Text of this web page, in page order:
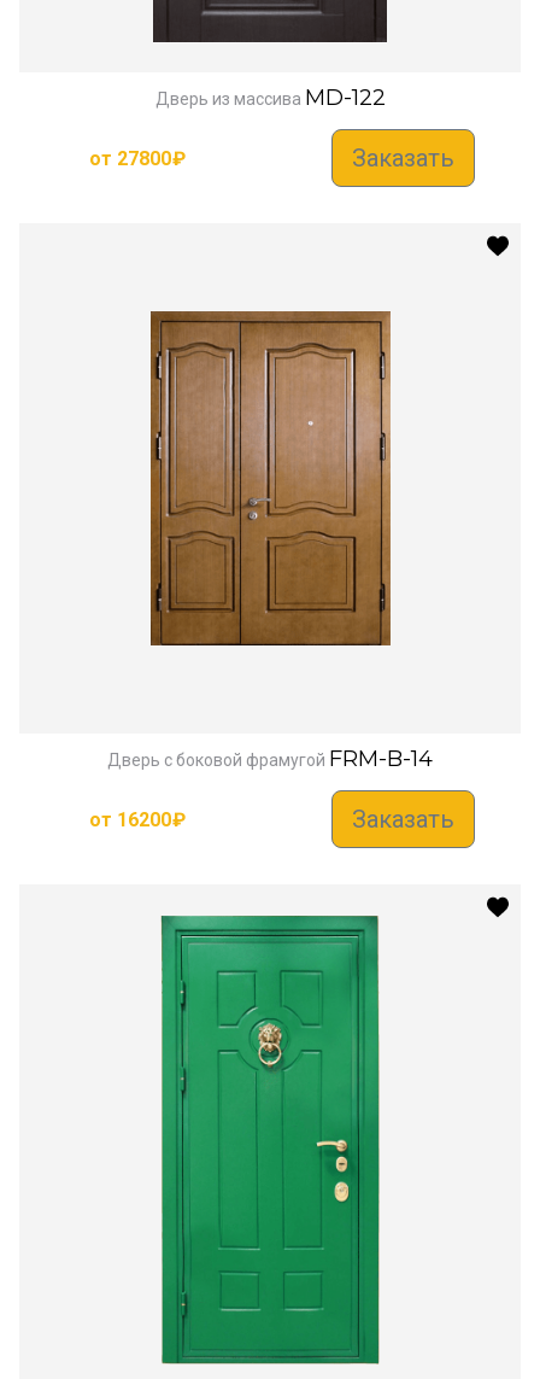
Дверь из массива MD-122
от 27800₽ Заказать
Дверь с боковой фрамугой FRM-B-14
от 16200₽ Заказать